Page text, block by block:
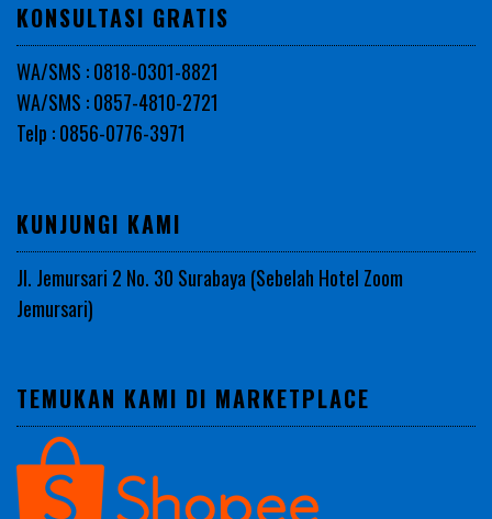
KONSULTASI GRATIS
WA/SMS : 0818-0301-8821
WA/SMS : 0857-4810-2721
Telp : 0856-0776-3971
KUNJUNGI KAMI
Jl. Jemursari 2 No. 30 Surabaya (Sebelah Hotel Zoom
Jemursari)
TEMUKAN KAMI DI MARKETPLACE